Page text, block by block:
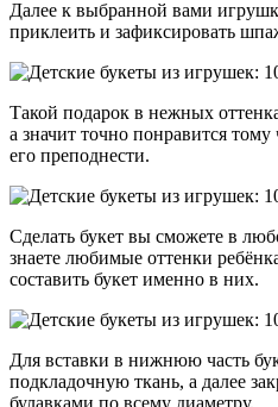
Далее к выбранной вами
приклеить и зафиксировать
Такой подарок в нежных
а значит точно понравится
его преподнести.
Сделать букет вы сможете в
знаете любимые оттенки
составить букет именно в них.
Для вставки в нижнюю часть
подкладочную ткань, а далее
булавками по всему диаметру.